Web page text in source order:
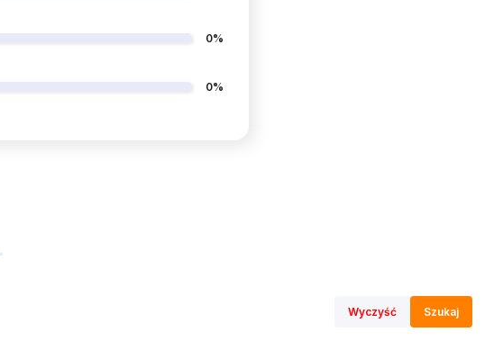
0%
0%
Wyczyść Szukaj